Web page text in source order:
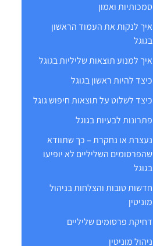
סמכותיות ואמון
איך לנקות את העמוד הראשון
בגוגל
איך למנוע תוצאות שליליות בגוגל
כיצד להיות ראשון בגוגל
כיצד לשלוט על תוצאות חיפוש גוגל
פתרונות לבעיות בגוגל
נעצרת או נחקרת – כך שתוודא
שהפרסומים השליליים לא יופיעו
בגוגל
חדשות טובות והצלחות בניהול
מוניטין
דחיקת פרסומים שליליים
ניהול מוניטין